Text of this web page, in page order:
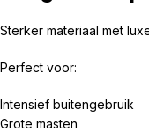
Sterker materiaal met
Perfect voor:
Intensief buitengebruik
Grote masten